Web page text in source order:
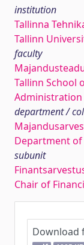
institution
Tallinna
Tallinn
faculty
Tallinn School
Administration
department /
Department
subunit
Chair of
Download